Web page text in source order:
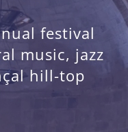
festival
music, jazz
hill-top